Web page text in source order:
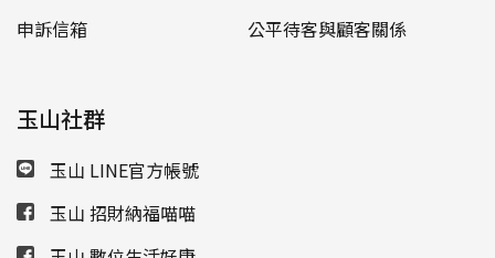
申訴信箱
公平待客與顧客關係
玉山社群
玉山 LINE官方帳號
玉山 招財納福喵喵